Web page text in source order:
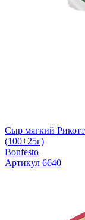
Сыр мягкий
(100+25г)
Bonfesto
Артикул 6640